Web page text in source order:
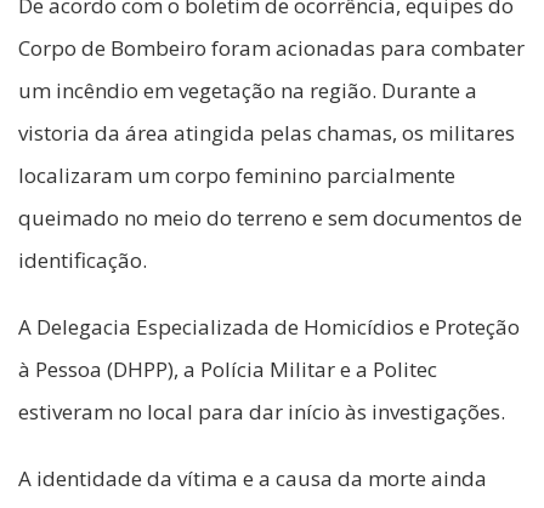
Corpo de Bombeiro foram acionadas para combater
um incêndio em vegetação na região. Durante a
vistoria da área atingida pelas chamas, os militares
localizaram um corpo feminino parcialmente
queimado no meio do terreno e sem documentos de
identificação.
A Delegacia Especializada de Homicídios e Proteção
à Pessoa (DHPP), a Polícia Militar e a Politec
estiveram no local para dar início às investigações.
A identidade da vítima e a causa da morte ainda